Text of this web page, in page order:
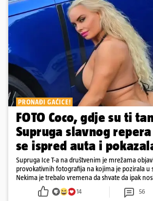
PRONAĐI GAĆICE!
FOTO Coco, gdje su ti
Supruga slavnog
se ispred auta i
Supruga Ice T-a na društvenim je mrežama
provokativnih fotografija na kojima je pozirala u
Nekima je trebalo vremena da shvate da ipak
14 56